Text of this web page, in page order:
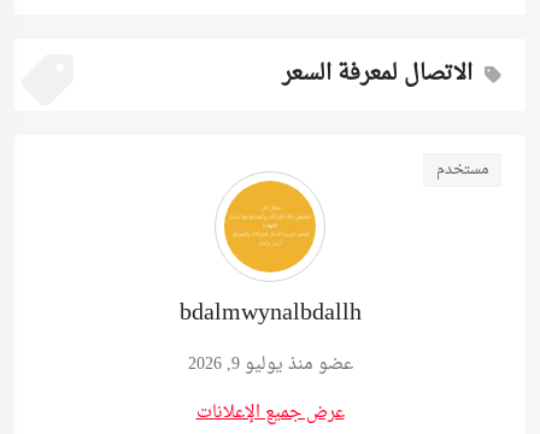
الاتصال لمعرفة السعر
مستخدم
bdalmwynalbdallh
عضو منذ يوليو 9, 2026
عرض جميع الإعلانات